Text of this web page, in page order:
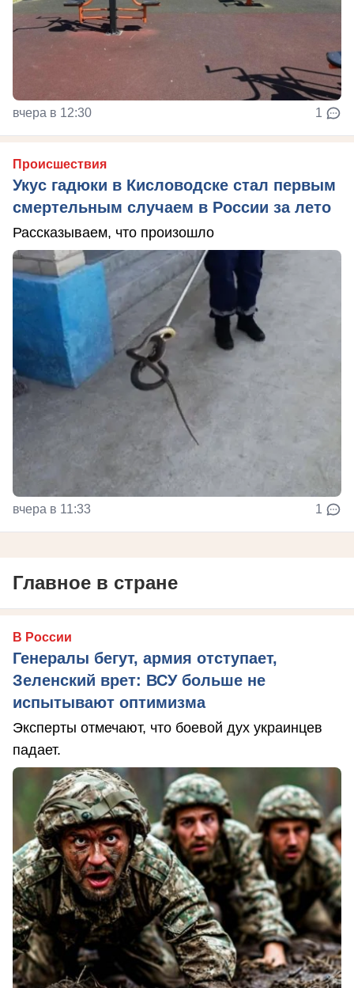
вчера в 12:30 1
Происшествия
Укус гадюки в Кисловодске стал первым
смертельным случаем в России за лето
Рассказываем, что произошло
вчера в 11:33 1
Главное в стране
В России
Генералы бегут, армия отступает,
Зеленский врет: ВСУ больше не
испытывают оптимизма
Эксперты отмечают, что боевой дух украинцев
падает.